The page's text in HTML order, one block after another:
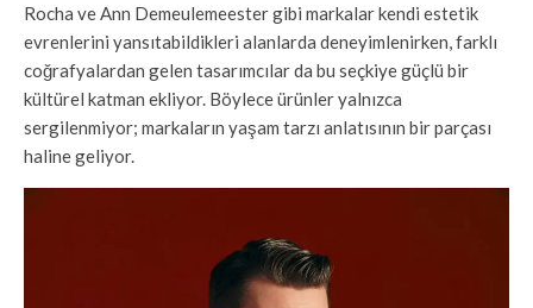
Rocha ve Ann Demeulemeester gibi markalar kendi estetik
evrenlerini yansıtabildikleri alanlarda deneyimlenirken, farklı
coğrafyalardan gelen tasarımcılar da bu seçkiye güçlü bir
kültürel katman ekliyor. Böylece ürünler yalnızca
sergilenmiyor; markaların yaşam tarzı anlatısının bir parçası
haline geliyor.